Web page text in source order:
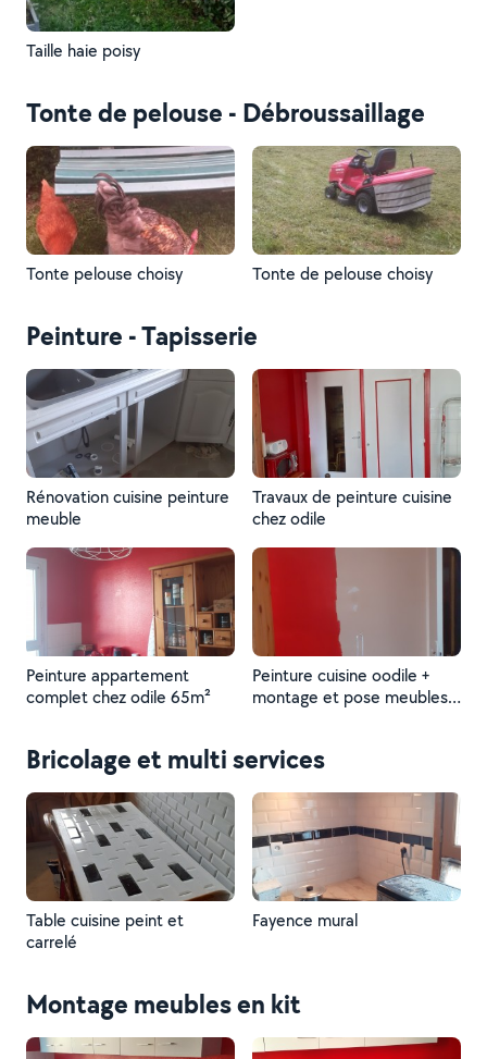
Taille haie poisy
Tonte de pelouse - Débroussaillage
Tonte pelouse choisy Tonte de pelouse choisy
Peinture - Tapisserie
Rénovation cuisine peinture
meuble
Travaux de peinture cuisine
chez odile
Peinture appartement
complet chez odile 65m²
Peinture cuisine oodile +
montage et pose meubles
Bricolage et multi services
Table cuisine peint et
carrelé
Fayence mural
Montage meubles en kit